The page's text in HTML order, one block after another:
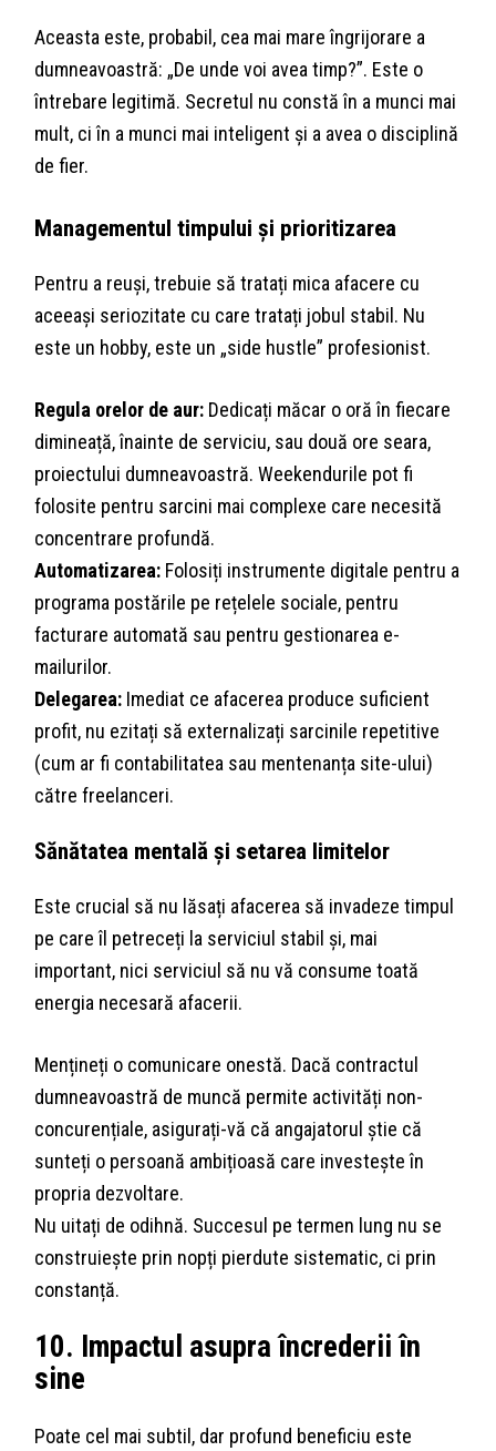
Aceasta este, probabil, cea mai mare îngrijorare a
dumneavoastră: „De unde voi avea timp?”. Este o
întrebare legitimă. Secretul nu constă în a munci mai
mult, ci în a munci mai inteligent și a avea o disciplină
de fier.
Managementul timpului și prioritizarea
Pentru a reuși, trebuie să tratați mica afacere cu
aceeași seriozitate cu care tratați jobul stabil. Nu
este un hobby, este un „side hustle” profesionist.
Regula orelor de aur: Dedicați măcar o oră în fiecare
dimineață, înainte de serviciu, sau două ore seara,
proiectului dumneavoastră. Weekendurile pot fi
folosite pentru sarcini mai complexe care necesită
concentrare profundă.
Automatizarea: Folosiți instrumente digitale pentru a
programa postările pe rețelele sociale, pentru
facturare automată sau pentru gestionarea e-
mailurilor.
Delegarea: Imediat ce afacerea produce suficient
profit, nu ezitați să externalizați sarcinile repetitive
(cum ar fi contabilitatea sau mentenanța site-ului)
către freelanceri.
Sănătatea mentală și setarea limitelor
Este crucial să nu lăsați afacerea să invadeze timpul
pe care îl petreceți la serviciul stabil și, mai
important, nici serviciul să nu vă consume toată
energia necesară afacerii.
Mențineți o comunicare onestă. Dacă contractul
dumneavoastră de muncă permite activități non-
concurențiale, asigurați-vă că angajatorul știe că
sunteți o persoană ambițioasă care investește în
propria dezvoltare.
Nu uitați de odihnă. Succesul pe termen lung nu se
construiește prin nopți pierdute sistematic, ci prin
constanță.
10. Impactul asupra încrederii în
sine
Poate cel mai subtil, dar profund beneficiu este